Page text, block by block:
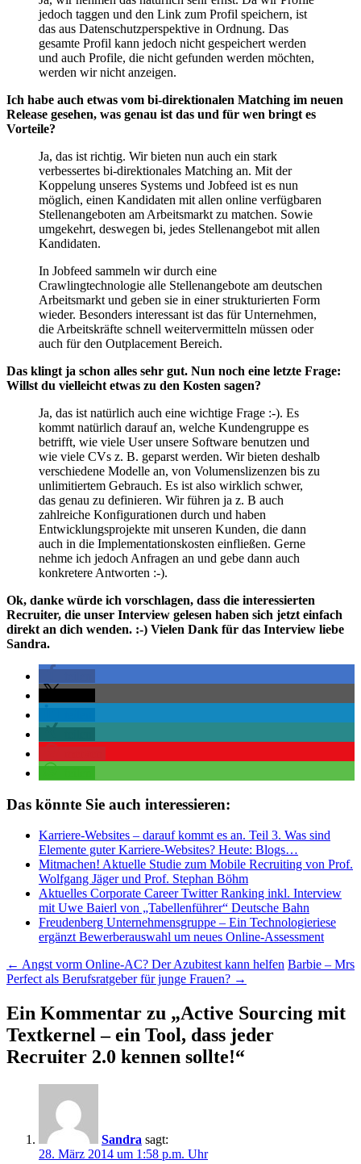
jedoch taggen und den Link zum Profil speichern, ist
das aus Datenschutzperspektive in Ordnung. Das
gesamte Profil kann jedoch nicht gespeichert werden
und auch Profile, die nicht gefunden werden möchten,
werden wir nicht anzeigen.
Ich habe auch etwas vom bi-direktionalen Matching im neuen
Release gesehen, was genau ist das und für wen bringt es
Vorteile?
Ja, das ist richtig. Wir bieten nun auch ein stark
verbessertes bi-direktionales Matching an. Mit der
Koppelung unseres Systems und Jobfeed ist es nun
möglich, einen Kandidaten mit allen online verfügbaren
Stellenangeboten am Arbeitsmarkt zu matchen. Sowie
umgekehrt, deswegen bi, jedes Stellenangebot mit allen
Kandidaten.
In Jobfeed sammeln wir durch eine
Crawlingtechnologie alle Stellenangebote am deutschen
Arbeitsmarkt und geben sie in einer strukturierten Form
wieder. Besonders interessant ist das für Unternehmen,
die Arbeitskräfte schnell weitervermitteln müssen oder
auch für den Outplacement Bereich.
Das klingt ja schon alles sehr gut. Nun noch eine letzte Frage:
Willst du vielleicht etwas zu den Kosten sagen?
Ja, das ist natürlich auch eine wichtige Frage :-). Es
kommt natürlich darauf an, welche Kundengruppe es
betrifft, wie viele User unsere Software benutzen und
wie viele CVs z. B. geparst werden. Wir bieten deshalb
verschiedene Modelle an, von Volumenslizenzen bis zu
unlimitiertem Gebrauch. Es ist also wirklich schwer,
das genau zu definieren. Wir führen ja z. B auch
zahlreiche Konfigurationen durch und haben
Entwicklungsprojekte mit unseren Kunden, die dann
auch in die Implementationskosten einfließen. Gerne
nehme ich jedoch Anfragen an und gebe dann auch
konkretere Antworten :-).
Ok, danke würde ich vorschlagen, dass die interessierten
Recruiter, die unser Interview gelesen haben sich jetzt einfach
direkt an dich wenden. :-) Vielen Dank für das Interview liebe
Sandra.
Das könnte Sie auch interessieren:
Karriere-Websites – darauf kommt es an. Teil 3. Was sind
Elemente guter Karriere-Websites? Heute: Blogs…
Mitmachen! Aktuelle Studie zum Mobile Recruiting von Prof.
Wolfgang Jäger und Prof. Stephan Böhm
Aktuelles Corporate Career Twitter Ranking inkl. Interview
mit Uwe Baierl von „Tabellenführer“ Deutsche Bahn
Freudenberg Unternehmensgruppe – Ein Technologieriese
ergänzt Bewerberauswahl um neues Online-Assessment
Beitragsnavigation
← Angst vorm Online-AC? Der Azubitest kann helfen Barbie – Mrs
Perfect als Berufsratgeber für junge Frauen? →
Ein Kommentar zu „Active Sourcing mit
Textkernel – ein Tool, dass jeder
Recruiter 2.0 kennen sollte!“
Sandra sagt:
28. März 2014 um 1:58 p.m. Uhr